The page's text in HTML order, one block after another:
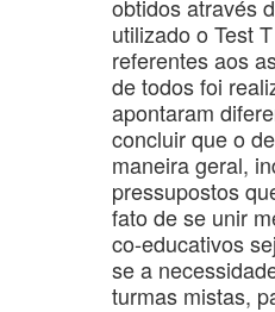
obtidos através
utilizado o Test
referentes aos
de todos foi
apontaram
concluir que o
maneira geral,
pressupostos
fato de se unir
co-educativos
se a
turmas mistas,